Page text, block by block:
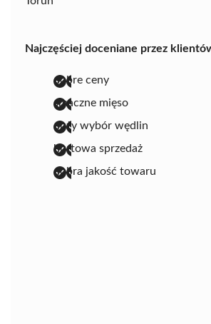
Najczęściej doceniane przez
dobre ceny
smaczne mięso
duży wybór wędlin
hurtowa sprzedaż
dobra jakość towaru